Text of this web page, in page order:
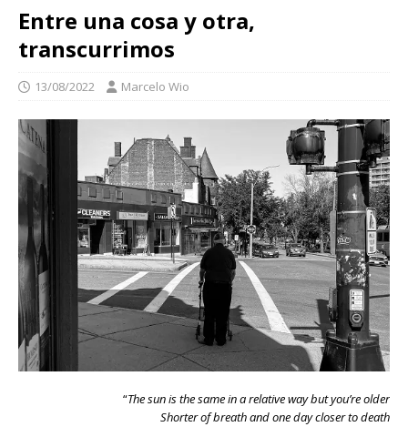
Entre una cosa y otra,
transcurrimos
13/08/2022 Marcelo Wio
“The sun is the same in a relative way but you’re older
Shorter of breath and one day closer to death